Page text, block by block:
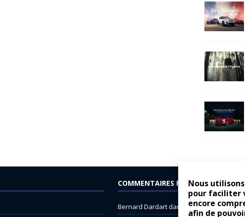
Nous
pour faciliter
encore
afin de
COMMENTAIRES RÉCENTS
Bernard Dardartdans Dacia Sandero :